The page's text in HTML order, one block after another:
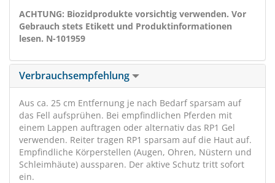
ACHTUNG: Biozidprodukte vorsichtig verwenden. Vor
Gebrauch stets Etikett und Produktinformationen
lesen. N-101959
Verbrauchsempfehlung
Aus ca. 25 cm Entfernung je nach Bedarf sparsam auf
das Fell aufsprühen. Bei empfindlichen Pferden mit
einem Lappen auftragen oder alternativ das RP1 Gel
verwenden. Reiter tragen RP1 sparsam auf die Haut auf.
Empfindliche Körperstellen (Augen, Ohren, Nüstern und
Schleimhäute) aussparen. Der aktive Schutz tritt sofort
ein.